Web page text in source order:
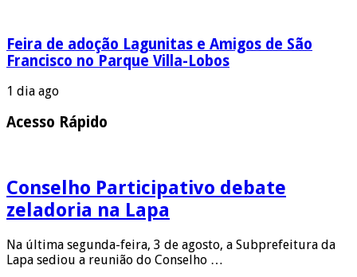
Feira de adoção Lagunitas e Amigos de São
Francisco no Parque Villa-Lobos
1 dia ago
Acesso Rápido
Conselho Participativo debate
zeladoria na Lapa
Na última segunda-feira, 3 de agosto, a Subprefeitura da
Lapa sediou a reunião do Conselho …